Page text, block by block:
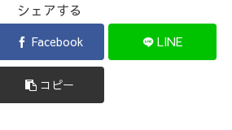
シェアする
Facebook LINE
コピー